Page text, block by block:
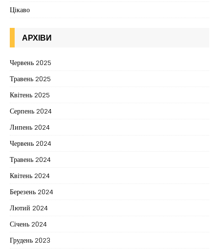
Цікаво
АРХІВИ
Червень 2025
Травень 2025
Квітень 2025
Серпень 2024
Липень 2024
Червень 2024
Травень 2024
Квітень 2024
Березень 2024
Лютий 2024
Січень 2024
Грудень 2023